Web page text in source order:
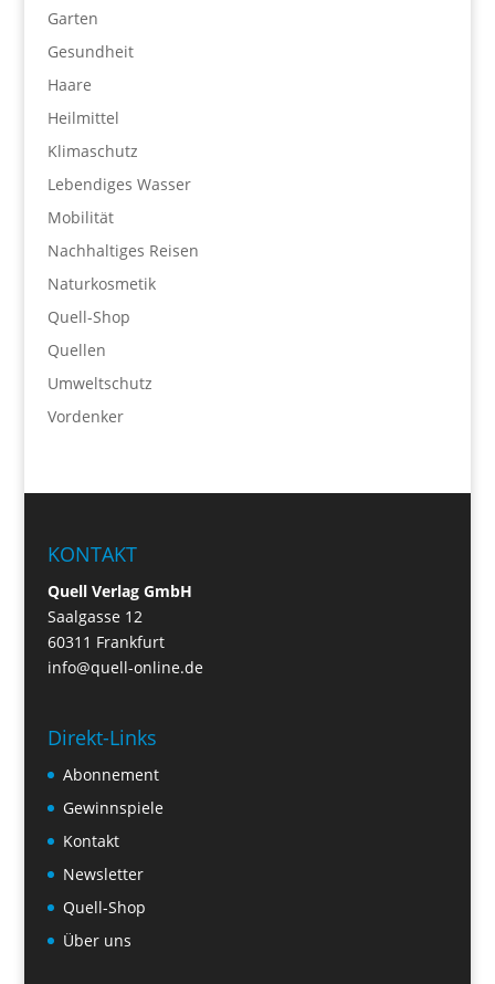
Garten
Gesundheit
Haare
Heilmittel
Klimaschutz
Lebendiges Wasser
Mobilität
Nachhaltiges Reisen
Naturkosmetik
Quell-Shop
Quellen
Umweltschutz
Vordenker
KONTAKT
Quell Verlag GmbH
Saalgasse 12
60311 Frankfurt
info@quell-online.de
Direkt-Links
Abonnement
Gewinnspiele
Kontakt
Newsletter
Quell-Shop
Über uns